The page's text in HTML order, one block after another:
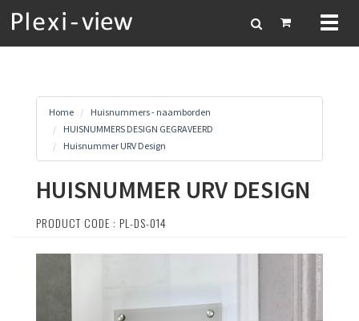
Home
Huisnummers - naamborden
HUISNUMMERS DESIGN GEGRAVEERD
Huisnummer URV Design
HUISNUMMER URV DESIGN
PRODUCT CODE : PL-DS-014